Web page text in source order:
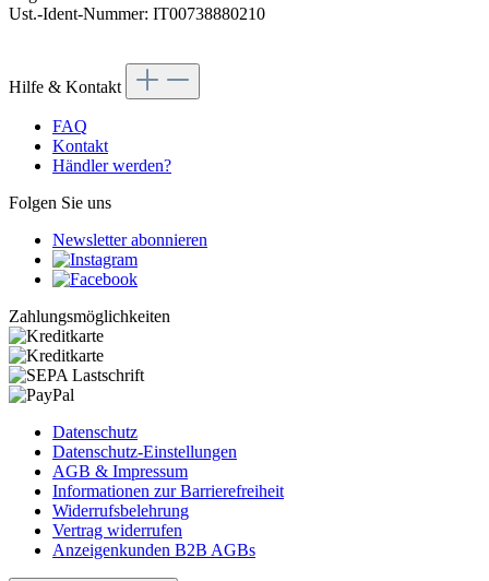
Ust.-Ident-Nummer: IT00738880210
Hilfe & Kontakt
FAQ
Kontakt
Händler werden?
Folgen Sie uns
Newsletter abonnieren
Zahlungsmöglichkeiten
Datenschutz
Datenschutz-Einstellungen
AGB & Impressum
Informationen zur Barrierefreiheit
Widerrufsbelehrung
Vertrag widerrufen
Anzeigenkunden B2B AGBs